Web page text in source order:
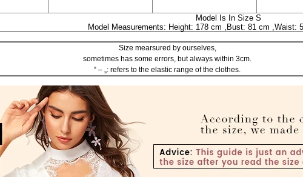
Model Is In Size S
Model Measurements: Height: 178 cm ,Bust: 81 cm ,Waist:
Size mearsured by ourselves,
sometimes has some errors, but always within 3cm.
“ – „: refers to the elastic range of the clothes.